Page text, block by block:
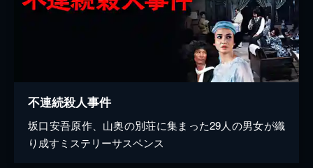
不連続殺人事件
坂口安吾原作、山奥の別荘に集まった29人の男女が織
り成すミステリーサスペンス